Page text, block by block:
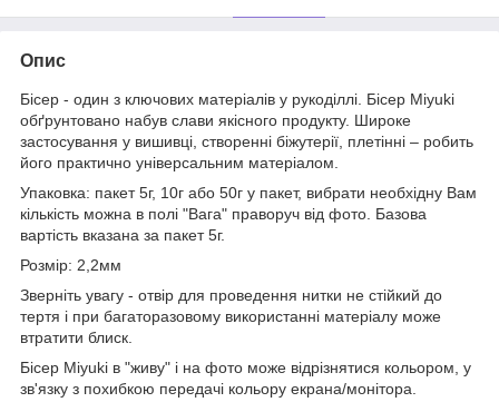
Опис
Бісер - один з ключових матеріалів у рукоділлі. Бісер Miyuki
обґрунтовано набув слави якісного продукту. Широке
застосування у вишивці, створенні біжутерії, плетінні – робить
його практично універсальним матеріалом.
Упаковка: пакет 5г, 10г або 50г у пакет, вибрати необхідну Вам
кількість можна в полі "Вага" праворуч від фото. Базова
вартість вказана за пакет 5г.
Розмір: 2,2мм
Зверніть увагу - отвір для проведення нитки не стійкий до
тертя і при багаторазовому використанні матеріалу може
втратити блиск.
Бісер Miyuki в "живу" і на фото може відрізнятися кольором, у
зв'язку з похибкою передачі кольору екрана/монітора.